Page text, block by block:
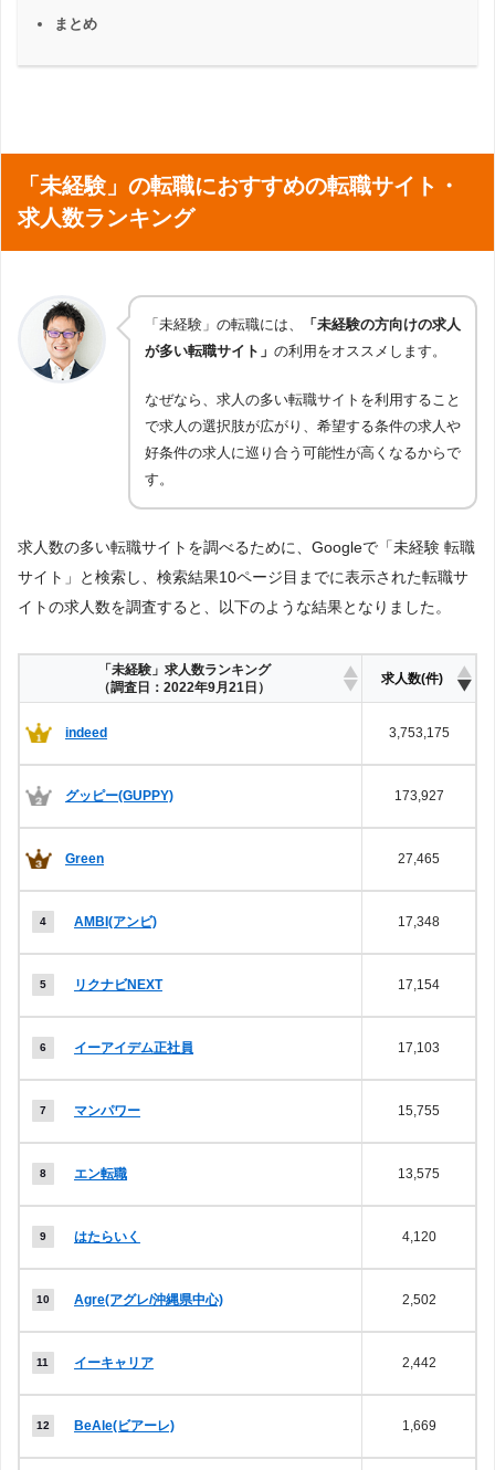
まとめ
「未経験」の転職におすすめの転職サイト・
求人数ランキング
「未経験」の転職には、
「未経験の方向けの求人
が多い転職サイト」 の利用をオススメします。
なぜなら、求人の多い転職サイトを利用すること
で求人の選択肢が広がり、希望する条件の求人や
好条件の求人に巡り合う可能性が高くなるからで
す。
求人数の多い転職サイトを調べるために、Googleで「未経験 転職
サイト」と検索し、検索結果10ページ目までに表示された転職サ
イトの求人数を調査すると、以下のような結果となりました。
「未経験」求人数ランキング
（調査日：2022年9月21日）
求人数(件)
indeed 3,753,175
グッピー(GUPPY) 173,927
Green 27,465
AMBI(アンビ) 17,348
リクナビNEXT 17,154
イーアイデム正社員 17,103
マンパワー 15,755
エン転職 13,575
はたらいく 4,120
Agre(アグレ/沖縄県中心) 2,502
イーキャリア 2,442
BeAle(ビアーレ) 1,669